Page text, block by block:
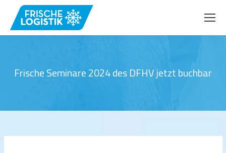
Frische Seminare 2024 des DFHV jetzt buchbar